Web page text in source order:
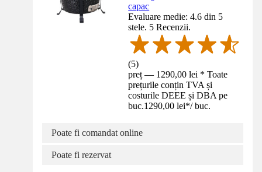
capac
Evaluare medie: 4.6 din 5
stele. 5 Recenzii.
(5)
preț — 1290,00 lei * Toate
prețurile conțin TVA și
costurile DEEE și DBA pe
buc.1290,00 lei*/ buc.
Poate fi comandat online
Poate fi rezervat